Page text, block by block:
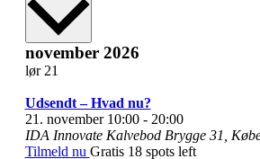
november 2026
lør 21
Udsendt – Hvad nu?
21. november 10:00- 20:00
IDA Innovate Kalvebod Brygge 31,
Tilmeld nu Gratis 18 spots left